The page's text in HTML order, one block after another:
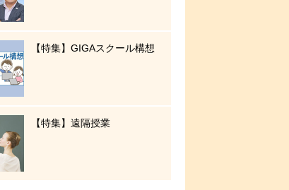
【特集】GIGAスクール構想
【特集】遠隔授業